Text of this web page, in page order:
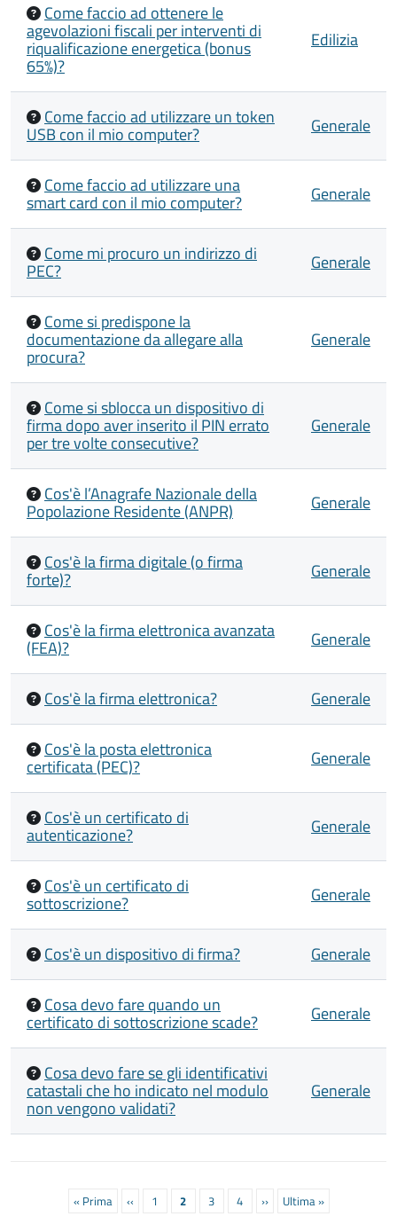
Come faccio ad ottenere le
agevolazioni fiscali per interventi di
riqualificazione energetica (bonus
65%)?
Edilizia
Come faccio ad utilizzare un token
USB con il mio computer? Generale
Come faccio ad utilizzare una
smart card con il mio computer? Generale
Come mi procuro un indirizzo di
PEC? Generale
Come si predispone la
documentazione da allegare alla
procura?
Generale
Come si sblocca un dispositivo di
firma dopo aver inserito il PIN errato
per tre volte consecutive?
Generale
Cos'è l’Anagrafe Nazionale della
Popolazione Residente (ANPR) Generale
Cos'è la firma digitale (o firma
forte)? Generale
Cos'è la firma elettronica avanzata
(FEA)? Generale
Cos'è la firma elettronica? Generale
Cos'è la posta elettronica
certificata (PEC)? Generale
Cos'è un certificato di
autenticazione? Generale
Cos'è un certificato di
sottoscrizione? Generale
Cos'è un dispositivo di firma? Generale
Cosa devo fare quando un
certificato di sottoscrizione scade? Generale
Cosa devo fare se gli identificativi
catastali che ho indicato nel modulo
non vengono validati?
Generale
Paginazione
Prima
« Prima
Pagina
‹‹ Pagina
1
Pagina
2 Pagina
3 Pagina
4
Prossima
››
Ultima
Ultima »